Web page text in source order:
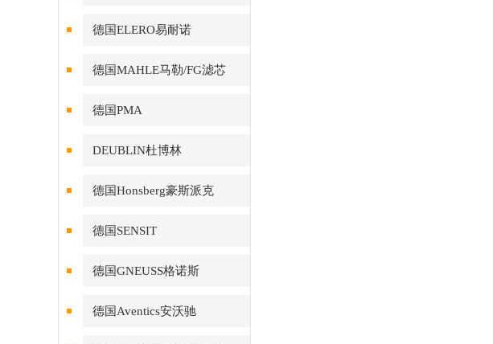
德国ELERO易耐诺
德国MAHLE马勒/FG滤芯
德国PMA
DEUBLIN杜博林
德国Honsberg豪斯派克
德国SENSIT
德国GNEUSS格诺斯
德国Aventics安沃驰